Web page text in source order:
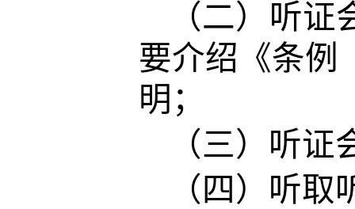
（二）听
要介绍《条例
明；
（三）听
（四）听